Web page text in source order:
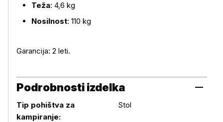
Teža: 4,6 kg
Nosilnost: 110 kg
Garancija: 2 leti.
Podrobnosti izdelka
Podrobnosti izdelka
Tip pohištva za
kampiranje:
Stol